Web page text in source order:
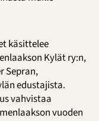
käsittelee
Kylät ry:n,
Sepran,
edustajista.
vahvistaa
vuoden